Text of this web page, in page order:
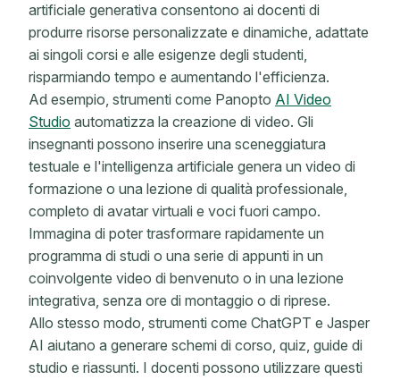
artificiale generativa consentono ai docenti di
produrre risorse personalizzate e dinamiche, adattate
ai singoli corsi e alle esigenze degli studenti,
risparmiando tempo e aumentando l'efficienza.
Ad esempio, strumenti come Panopto AI Video
Studio automatizza la creazione di video. Gli
insegnanti possono inserire una sceneggiatura
testuale e l'intelligenza artificiale genera un video di
formazione o una lezione di qualità professionale,
completo di avatar virtuali e voci fuori campo.
Immagina di poter trasformare rapidamente un
programma di studi o una serie di appunti in un
coinvolgente video di benvenuto o in una lezione
integrativa, senza ore di montaggio o di riprese.
Allo stesso modo, strumenti come ChatGPT e Jasper
AI aiutano a generare schemi di corso, quiz, guide di
studio e riassunti. I docenti possono utilizzare questi